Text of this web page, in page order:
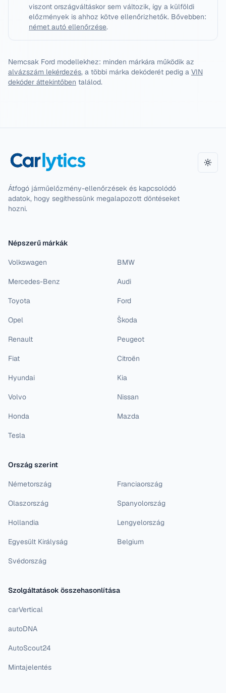
viszont országváltáskor sem változik, így a külföldi
előzmények is ahhoz kötve ellenőrizhetők. Bővebben:
német autó ellenőrzése.
Nemcsak Ford modellekhez: minden márkára működik az
alvázszám lekérdezés, a többi márka dekóderét pedig a VIN
dekóder áttekintőben találod.
Átfogó járműelőzmény-ellenőrzések és kapcsolódó
adatok, hogy segíthessünk megalapozott döntéseket
hozni.
Népszerű márkák
Volkswagen BMW
Mercedes-Benz Audi
Toyota Ford
Opel Škoda
Renault Peugeot
Fiat Citroën
Hyundai Kia
Volvo Nissan
Honda Mazda
Tesla
Ország szerint
Németország Franciaország
Olaszország Spanyolország
Hollandia Lengyelország
Egyesült Királyság Belgium
Svédország
Szolgáltatások összehasonlítása
carVertical
autoDNA
AutoScout24
Mintajelentés